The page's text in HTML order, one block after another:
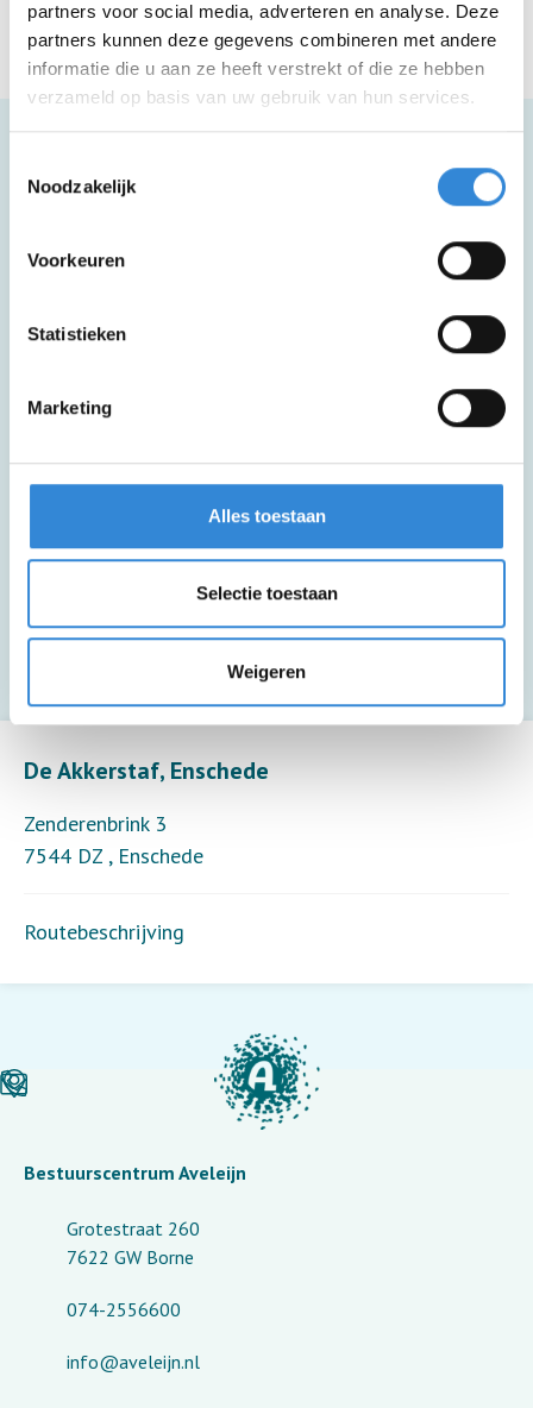
partners voor social media, adverteren en analyse. Deze
partners kunnen deze gegevens combineren met andere
informatie die u aan ze heeft verstrekt of die ze hebben
verzameld op basis van uw gebruik van hun services.
Noodzakelijk
Voorkeuren
Statistieken
Marketing
Alles toestaan
Selectie toestaan
Weigeren
Leaflet| ©OpenStreetMapcontributors
De Akkerstaf, Enschede
Zenderenbrink 3
7544 DZ , Enschede
Routebeschrijving
Meer informatie
Deze activiteit is inclusief lunch en een
koffie of thee.
Deze activiteit is inclusief begeleiding (6
deelnemers per begeleider).
Bestuurscentrum Aveleijn
Grotestraat 260
7622 GW Borne
074-2556600
info@aveleijn.nl